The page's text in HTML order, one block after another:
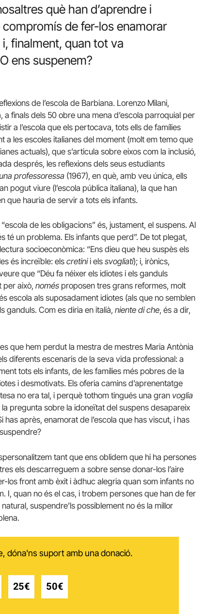
què han d’aprendre i
de fer-los enamorar
finalment, quan tot va
ens suspenem?
de l’escola de Barbiana. Lorenzo Milani,
finals dels 50 obre una mena d’escola parroquial per
a l’escola que els pertocava, tots ells de famílies
a les escoles italianes del moment (molt em temo que
actuals), que s’articula sobre eixos com la inclusió,
després, les reflexions dels seus estudiants
professoressa (1967), en què, amb veu única, ells
pogut viure (l’escola pública italiana), la que han
que hauria de servir a tots els infants.
de les obligacions” és, justament, el suspens. Al
té un problema. Els infants que perd”. De tot plegat,
socioeconòmica: “Ens dieu que heu suspès els
és increïble: els cretinii els svogliati); i, irònics,
que “Déu fa néixer els idiotes i els ganduls
per això, només proposen tres grans reformes, molt
escola als suposadament idiotes (als que no semblen
ganduls. Com es diria en italià, niente di che, és a dir,
que hem perdut la mestra de mestres Maria Antònia
diferents escenaris de la seva vida professional: a
tots els infants, de les famílies més pobres de la
i desmotivats. Els oferia camins d’aprenentatge
no era tal, i perquè tothom tingués una gran voglia
pregunta sobre la idoneïtat del suspens desapareix
has après, enamorat de l’escola que has viscut, i has
tant que ens oblidem que hi ha persones
els descarreguem a sobre sense donar-los l’aire
los front amb èxit i àdhuc alegria quan som infants no
I, quan no és el cas, i trobem persones que han de fer
suspendre’ls possiblement no és la millor
dóna'ns suport amb una donació.
25€ 50€